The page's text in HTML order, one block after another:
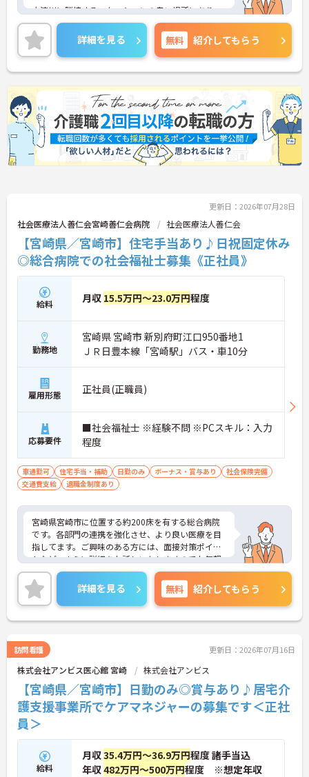
大淀川に隣接するロケーションの良い場所にあり、
気持ちよく働ける施設です。
ご興味がある方は是非一度マイナビまでお問い合わ
せください。さらに詳細などお伝えします！
詳細を見る 無料 紹介してもらう
更新日：2026年07月28日
社会医療法人善仁会宮崎善仁会病院 社会医療法人善仁会
【宮崎県／宮崎市】住宅手当あり♪日祝固定休み
◎総合病院での社会福祉士募集《正社員》
給料 月収 15.5万円～23.0万円程度
勤務地
宮崎県 宮崎市 新別府町江口950番地1
ＪＲ日豊本線「宮崎駅」バス・車10分
雇用形態 正社員(正職員)
応募要件
■社会福祉士 ※経験不問 ※PCスキル：入力
程度
車通勤可 住宅手当・補助 日勤のみ ボーナス・賞与あり
社会保険完備
交通費支給
退職金制度あり
宮崎県宮崎市に位置する約200床を有する総合病院
です。各部門の連携を強化させ、より良い医療を目
指してます。ご興味のある方には、面接対策ポイン
トなど、さらに詳細をお話しいたしますのでお気軽
にご相談ください！
詳細を見る 無料 紹介してもらう
訪問看護 更新日：2026年07月16日
株式会社アンビス医心館 宮崎 株式会社アンビス
【宮崎県／宮崎市】日勤のみ◎賞与あり♪居宅介
護支援事業所でケアマネジャーの募集です＜正社
員＞
給料
月収35.4万円～36.9万円程度 諸手当込
年収482万円～500万円程度 ※想定年収